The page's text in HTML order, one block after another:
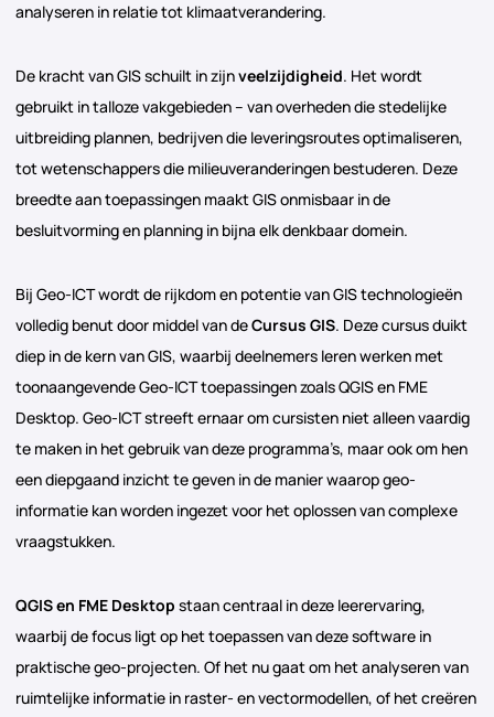
analyseren in relatie tot klimaatverandering.
De kracht van GIS schuilt in zijnveelzijdigheid. Het wordt
gebruikt in talloze vakgebieden – van overheden die stedelijke
uitbreiding plannen, bedrijven die leveringsroutes optimaliseren,
tot wetenschappers die milieuveranderingen bestuderen. Deze
breedte aan toepassingen maakt GIS onmisbaar in de
besluitvorming en planning in bijna elk denkbaar domein.
Bij Geo-ICT wordt de rijkdom en potentie van GIS technologieën
volledig benut door middel van deCursus GIS. Deze cursus duikt
diep in de kern van GIS, waarbij deelnemers leren werken met
toonaangevende Geo-ICT toepassingen zoals QGIS en FME
Desktop. Geo-ICT streeft ernaar om cursisten niet alleen vaardig
te maken in het gebruik van deze programma’s, maar ook om hen
een diepgaand inzicht te geven in de manier waarop geo-
informatie kan worden ingezet voor het oplossen van complexe
vraagstukken.
QGIS en FME Desktop staan centraal in deze leerervaring,
waarbij de focus ligt op het toepassen van deze software in
praktische geo-projecten. Of het nu gaat om het analyseren van
ruimtelijke informatie in raster- en vectormodellen, of het creëren